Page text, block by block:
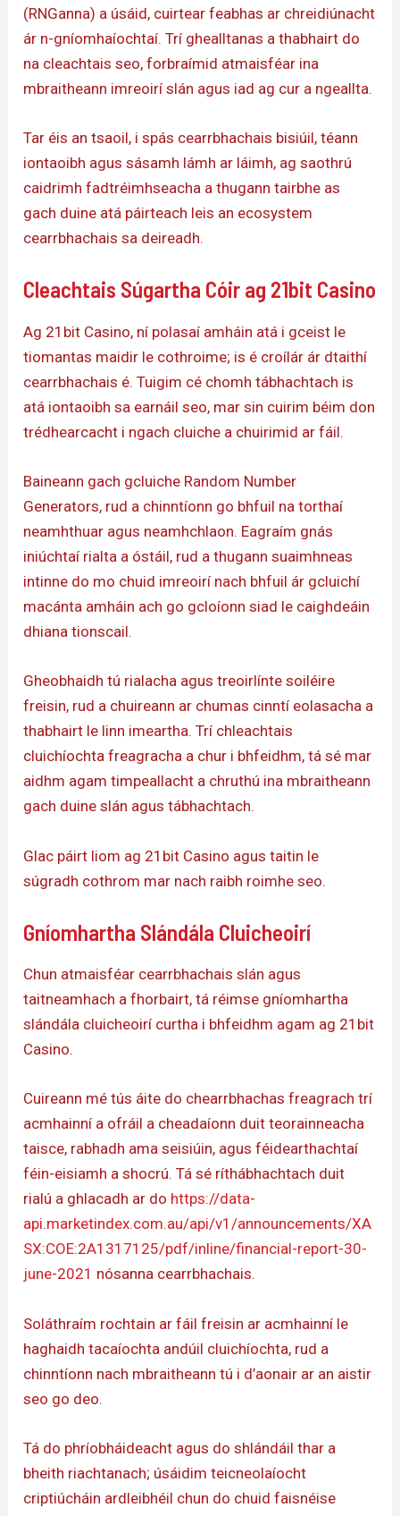
(RNGanna) a úsáid, cuirtear feabhas ar chreidiúnacht
ár n-gníomhaíochtaí. Trí ghealltanas a thabhairt do
na cleachtais seo, forbraímid atmaisféar ina
mbraitheann imreoirí slán agus iad ag cur a ngeallta.
Tar éis an tsaoil, i spás cearrbhachais bisiúil, téann
iontaoibh agus sásamh lámh ar láimh, ag saothrú
caidrimh fadtréimhseacha a thugann tairbhe as
gach duine atá páirteach leis an ecosystem
cearrbhachais sa deireadh.
Cleachtais Súgartha Cóir ag 21bit Casino
Ag 21bit Casino, ní polasaí amháin atá i gceist le
tiomantas maidir le cothroime; is é croílár ár dtaithí
cearrbhachais é. Tuigim cé chomh tábhachtach is
atá iontaoibh sa earnáil seo, mar sin cuirim béim don
trédhearcacht i ngach cluiche a chuirimid ar fáil.
Baineann gach gcluiche Random Number
Generators, rud a chinntíonn go bhfuil na torthaí
neamhthuar agus neamhchlaon. Eagraím gnás
iniúchtaí rialta a óstáil, rud a thugann suaimhneas
intinne do mo chuid imreoirí nach bhfuil ár gcluichí
macánta amháin ach go gcloíonn siad le caighdeáin
dhiana tionscail.
Gheobhaidh tú rialacha agus treoirlínte soiléire
freisin, rud a chuireann ar chumas cinntí eolasacha a
thabhairt le linn imeartha. Trí chleachtais
cluichíochta freagracha a chur i bhfeidhm, tá sé mar
aidhm agam timpeallacht a chruthú ina mbraitheann
gach duine slán agus tábhachtach.
Glac páirt liom ag 21bit Casino agus taitin le
súgradh cothrom mar nach raibh roimhe seo.
Gníomhartha Slándála Cluicheoirí
Chun atmaisféar cearrbhachais slán agus
taitneamhach a fhorbairt, tá réimse gníomhartha
slándála cluicheoirí curtha i bhfeidhm agam ag 21bit
Casino.
Cuireann mé tús áite do chearrbhachas freagrach trí
acmhainní a ofráil a cheadaíonn duit teorainneacha
taisce, rabhadh ama seisiúin, agus féidearthachtaí
féin-eisiamh a shocrú. Tá sé ríthábhachtach duit
rialú a ghlacadh ar do https://data-
api.marketindex.com.au/api/v1/announcements/XA
SX:COE:2A1317125/pdf/inline/financial-report-30-
june-2021 nósanna cearrbhachais.
Soláthraím rochtain ar fáil freisin ar acmhainní le
haghaidh tacaíochta andúil cluichíochta, rud a
chinntíonn nach mbraitheann tú i d’aonair ar an aistir
seo go deo.
Tá do phríobháideacht agus do shlándáil thar a
bheith riachtanach; úsáidim teicneolaíocht
criptiúcháin ardleibhéil chun do chuid faisnéise